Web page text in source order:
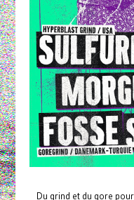
Du grind et du gore